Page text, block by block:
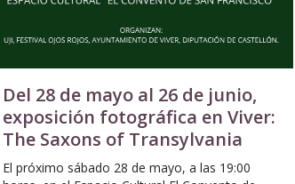
Del 28 de mayo al 26 de junio,
exposición fotográfica en Viver:
The Saxons of Transylvania
El próximo sábado 28 de mayo, a las 19:00